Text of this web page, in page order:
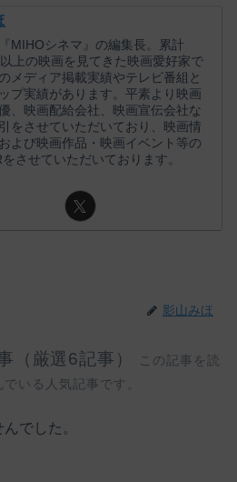
MIHOシネマ』の編集長。累計
上の映画を見てきた映画愛好家で
メディア掲載実績やテレビ番組と
プ実績があります。平素より映画
、映画配給会社、映画宣伝会社な
をさせていただいており、映画情
よび映画作品・映画イベント等の
させていただいております。
影山みほ
（厳選6記事）
この記事を読
いる人気記事です。
でした。